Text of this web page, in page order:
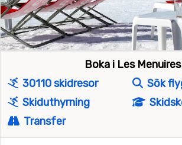
Boka i Les Menuires
30110 skidresor
Sök
Skiduthyrning
Transfer